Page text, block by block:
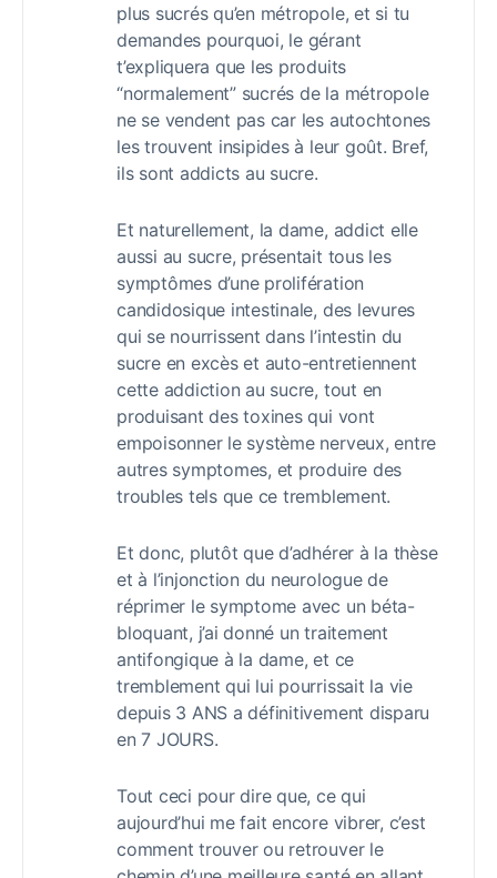
plus sucrés qu’en métropole, et si tu
demandes pourquoi, le gérant
t’expliquera que les produits
“normalement” sucrés de la métropole
ne se vendent pas car les autochtones
les trouvent insipides à leur goût. Bref,
ils sont addicts au sucre.
Et naturellement, la dame, addict elle
aussi au sucre, présentait tous les
symptômes d’une prolifération
candidosique intestinale, des levures
qui se nourrissent dans l’intestin du
sucre en excès et auto-entretiennent
cette addiction au sucre, tout en
produisant des toxines qui vont
empoisonner le système nerveux, entre
autres symptomes, et produire des
troubles tels que ce tremblement.
Et donc, plutôt que d’adhérer à la thèse
et à l’injonction du neurologue de
réprimer le symptome avec un béta-
bloquant, j’ai donné un traitement
antifongique à la dame, et ce
tremblement qui lui pourrissait la vie
depuis 3 ANS a définitivement disparu
en 7 JOURS.
Tout ceci pour dire que, ce qui
aujourd’hui me fait encore vibrer, c’est
comment trouver ou retrouver le